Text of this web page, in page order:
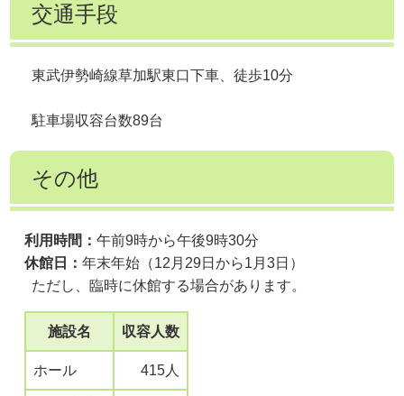
交通手段
東武伊勢崎線草加駅東口下車、徒歩10分
駐車場収容台数89台
その他
利用時間：午前9時から午後9時30分
休館日：年末年始（12月29日から1月3日）
ただし、臨時に休館する場合があります。
施設名 収容人数
ホール 415人